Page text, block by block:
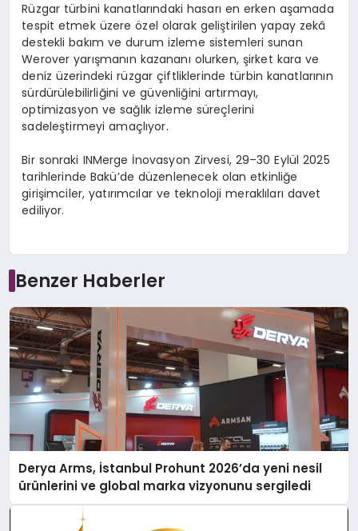
Rüzgar türbini kanatlarındaki hasarı en erken aşamada
tespit etmek üzere özel olarak geliştirilen yapay zekâ
destekli bakım ve durum izleme sistemleri sunan
Werover yarışmanın kazananı olurken, şirket kara ve
deniz üzerindeki rüzgar çiftliklerinde türbin kanatlarının
sürdürülebilirliğini ve güvenliğini artırmayı,
optimizasyon ve sağlık izleme süreçlerini
sadeleştirmeyi amaçlıyor.
Bir sonraki INMerge İnovasyon Zirvesi, 29–30 Eylül 2025
tarihlerinde Bakü’de düzenlenecek olan etkinliğe
girişimciler, yatırımcılar ve teknoloji meraklıları davet
ediliyor.
Benzer Haberler
Derya Arms, İstanbul Prohunt 2026’da yeni nesil
ürünlerini ve global marka vizyonunu sergiledi